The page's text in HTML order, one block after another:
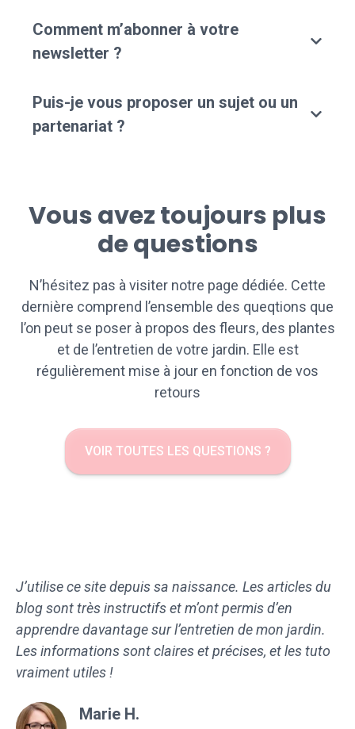
Comment m’abonner à votre
newsletter ?
Puis-je vous proposer un sujet ou un
partenariat ?
Vous avez toujours plus
de questions
N’hésitez pas à visiter notre page dédiée. Cette
dernière comprend l’ensemble des queqtions que
l’on peut se poser à propos des fleurs, des plantes
et de l’entretien de votre jardin. Elle est
régulièrement mise à jour en fonction de vos
retours
VOIR TOUTES LES QUESTIONS ?
J’utilise ce site depuis sa naissance. Les articles du
blog sont très instructifs et m’ont permis d’en
apprendre davantage sur l’entretien de mon jardin.
Les informations sont claires et précises, et les tuto
vraiment utiles !
Marie H.